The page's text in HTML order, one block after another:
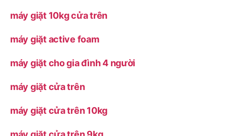
máy giặt 10kg cửa trên
máy giặt active foam
máy giặt cho gia đình 4 người
máy giặt cửa trên
máy giặt cửa trên 10kg